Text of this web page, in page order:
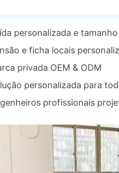
personalizada e
e ficha locais
privada OEM & ODM
personalizada para
profissionais